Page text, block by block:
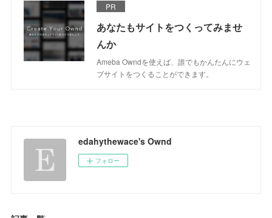
PR
あなたもサイトをつくってみませ
んか
Ameba Owndを使えば、誰でもかんたんにウェ
ブサイトをつくることができます。
edahythewace's Ownd
フォロー